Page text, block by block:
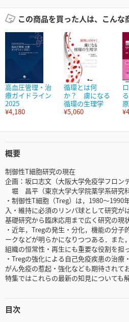
この商品を買った人は、こんな
高血圧管理・治
療ガイドライン
2025
¥4,180
循環とは何
か？ 虜になる
循環の生理学
¥5,060
概要
制御性T細胞研究の現在
企画：坂口志文（大阪大学免疫学フロン
堀 昌平（東京大学大学院薬学系研究科
・制御性T細胞（Treg）は，1980～
入・維持に必須のリンパ球として研究が
基礎研究から臨床応用まで広く研究の現
・近年，Tregの発生・分化，機能の分
ークなどが明らかになりつつある．また
組織の恒常性・再生にも重要な役割を担
・Tregの強化による自己免疫疾患の治療
がん免疫の惹起・強化なども期待されて
特集ではこれらの最新の知見についても
目次